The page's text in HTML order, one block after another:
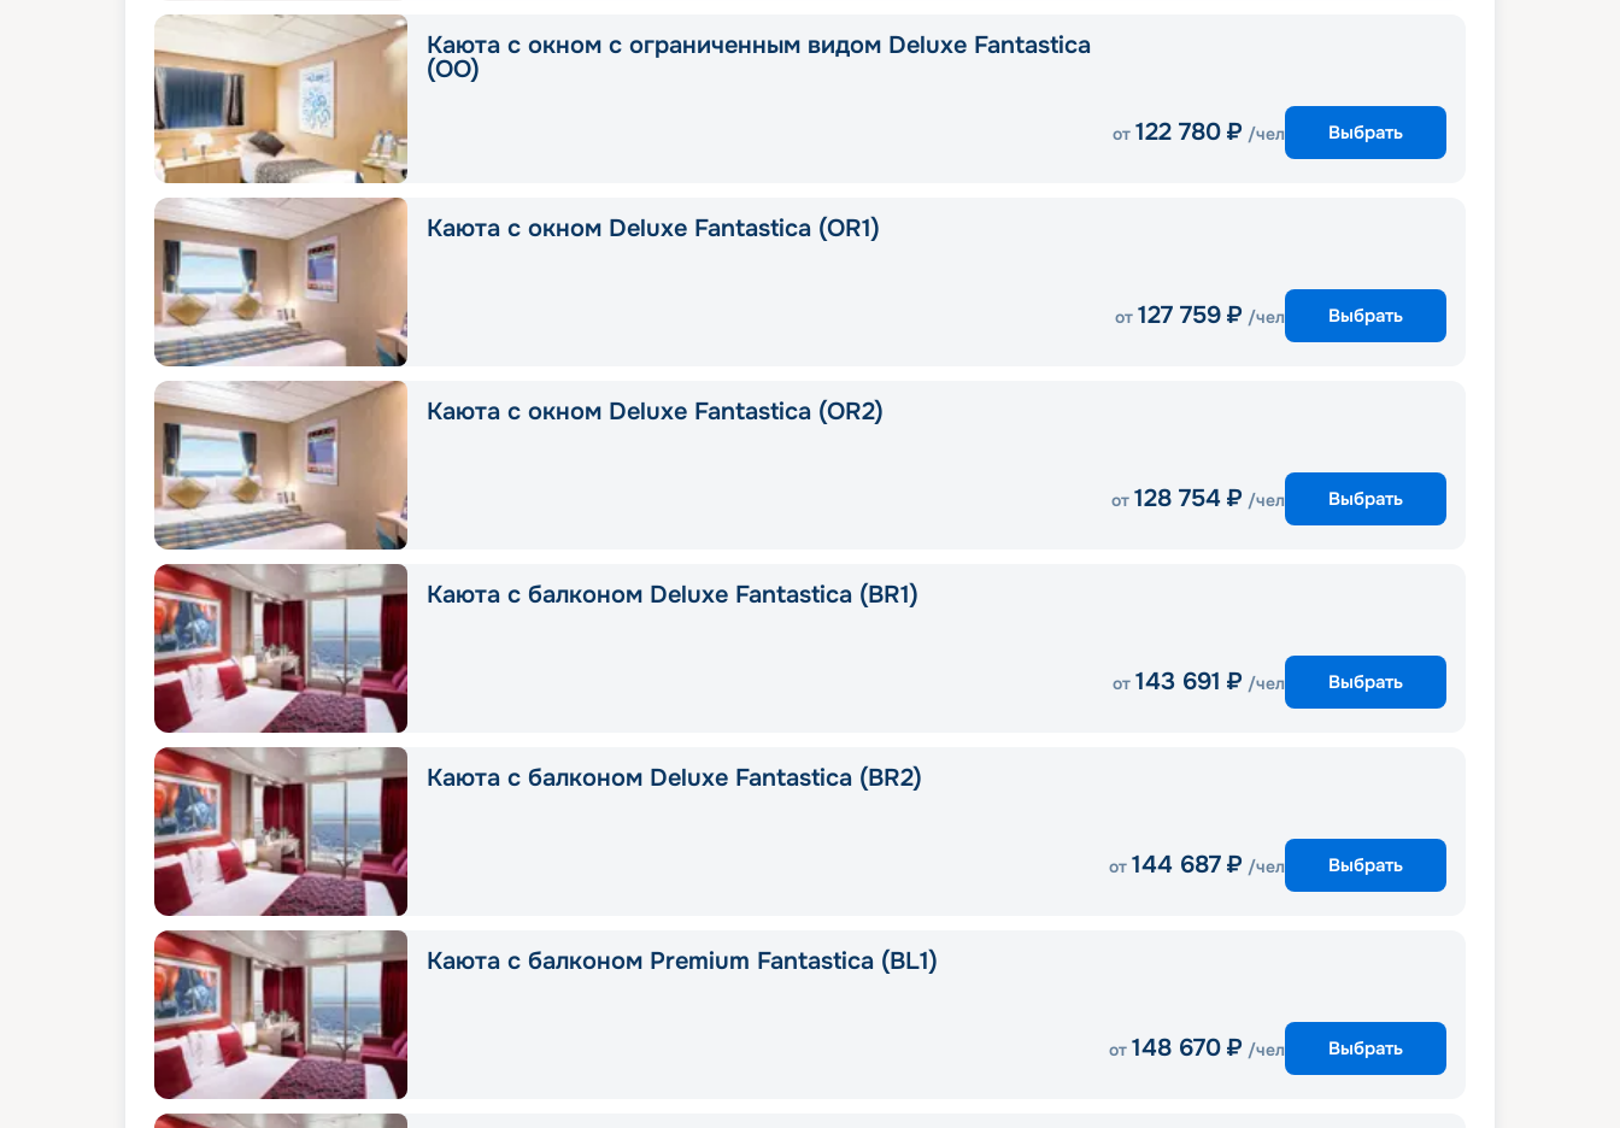
Каюта с окном с ограниченным видом Deluxe Fantastica
(OO)
от 122 780 ₽ /чел Выбрать
Каюта с окном Deluxe Fantastica (OR1)
от 127 759 ₽ /чел Выбрать
Каюта с окном Deluxe Fantastica (OR2)
от 128 754 ₽ /чел Выбрать
Каюта с балконом Deluxe Fantastica (BR1)
от 143 691 ₽ /чел Выбрать
Каюта с балконом Deluxe Fantastica (BR2)
от 144 687 ₽ /чел Выбрать
Каюта с балконом Premium Fantastica (BL1)
от 148 670 ₽ /чел Выбрать